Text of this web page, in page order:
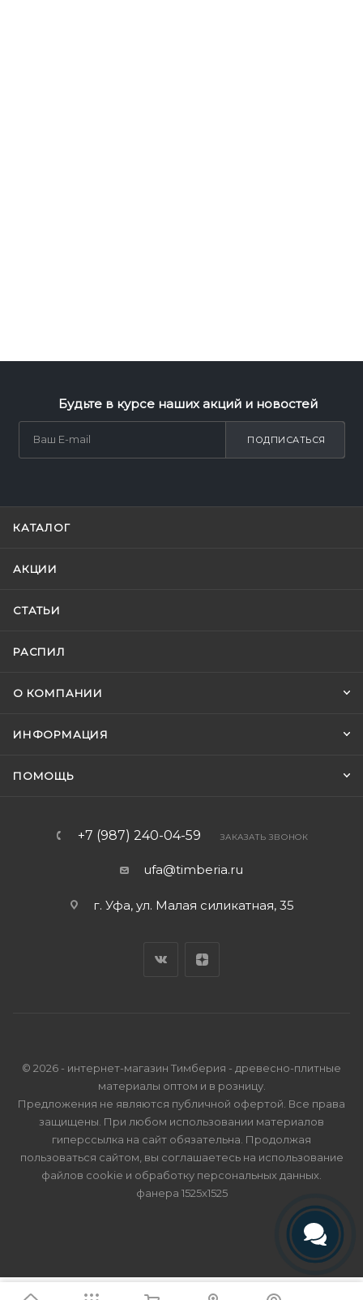
Будьте в курсе наших акций и новостей
ПОДПИСАТЬСЯ
КАТАЛОГ
АКЦИИ
СТАТЬИ
РАСПИЛ
О КОМПАНИИ
ИНФОРМАЦИЯ
ПОМОЩЬ
+7 (987) 240-04-59 ЗАКАЗАТЬ ЗВОНОК
ufa@timberia.ru
г. Уфа, ул. Малая силикатная, 35
© 2026 - интернет-магазин Тимберия - древесно-плитные
материалы оптом и в розницу.
Предложения не являются публичной офертой. Все права
защищены. При любом использовании материалов
гиперссылка на сайт обязательна. Продолжая
пользоваться сайтом, вы соглашаетесь на использование
файлов cookie и обработку персональных данных
фанера 1525x1525